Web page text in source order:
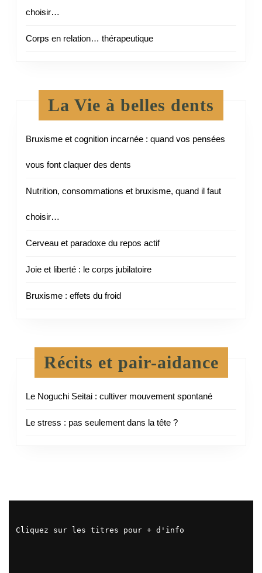
choisir…
Corps en relation… thérapeutique
La Vie à belles dents
Bruxisme et cognition incarnée : quand vos pensées
vous font claquer des dents
Nutrition, consommations et bruxisme, quand il faut
choisir…
Cerveau et paradoxe du repos actif
Joie et liberté : le corps jubilatoire
Bruxisme : effets du froid
Récits et pair-aidance
Le Noguchi Seitai : cultiver mouvement spontané
Le stress : pas seulement dans la tête ?
Cliquez sur les titres pour + d'info